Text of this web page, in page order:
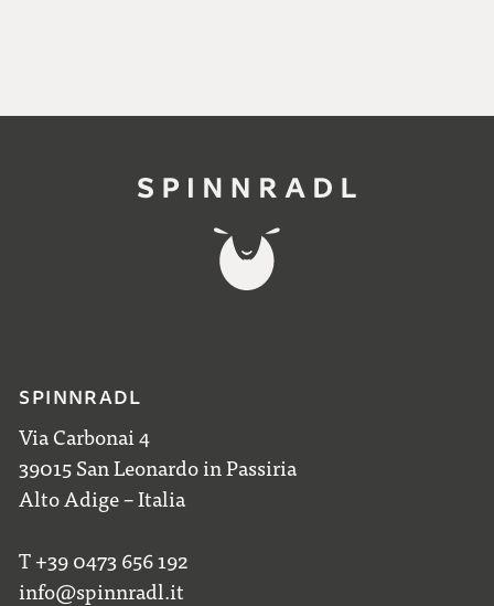
SPINNRADL
Via Carbonai 4
39015 San Leonardo in Passiria
Alto Adige – Italia
T +39 0473 656 192
info@spinnradl.it